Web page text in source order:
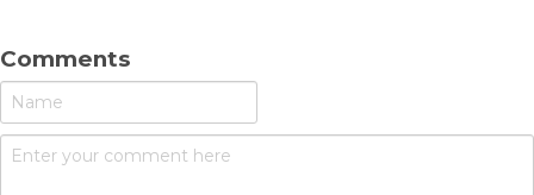
Comments